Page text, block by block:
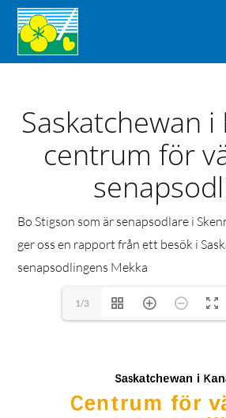
Saskatchewan i
centrum för
Bo Stigson som är senapsodlare i
ger oss en rapport från ett besök i
senapsodlingens Mekka
1/3